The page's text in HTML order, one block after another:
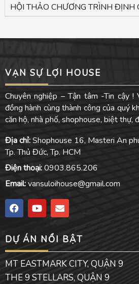
HỘI THẢO CHƯƠNG TRÌNH ĐỊNH
VẠN SỰ LỢI HOUSE
Chuyên nghiệp – Tận tâm -Tin cậy
đồng hành cùng thành công của quý
căn hộ, nhà phố, shophouse, biệt thự,
Địa chỉ:Shophouse 16, Masteri An
Tp. Thủ Đức, Tp. HCM
Điện thoại:0903.865.206
Email:vansuloihouse@gmail.com
F
a
c
b
o
o
k
Y
o
u
u
b
e
E
n
v
o
p
e
DỰ ÁN NỔI BẬT
MT EASTMARK CITY, QUẬN 9
THE 9 STELLARS, QUẬN 9